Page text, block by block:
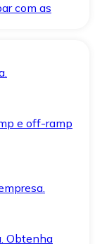
com as
e off-ramp
Obtenha